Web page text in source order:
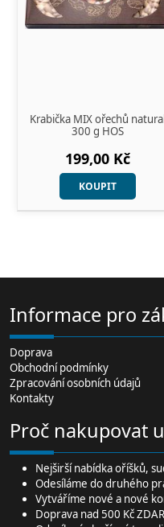
Krabička MIX ořechů
300 g HOS
199,00 Kč
KOUPIT
Informace pro
Doprava
Obchodní podmínky
Zpracování osobních údajů
Kontakty
Proč nakupovat
Nejširšínabídka oříšků,
Odesíláme do druhého
Vytváříme nové a nové
Doprava nad 500 Kč